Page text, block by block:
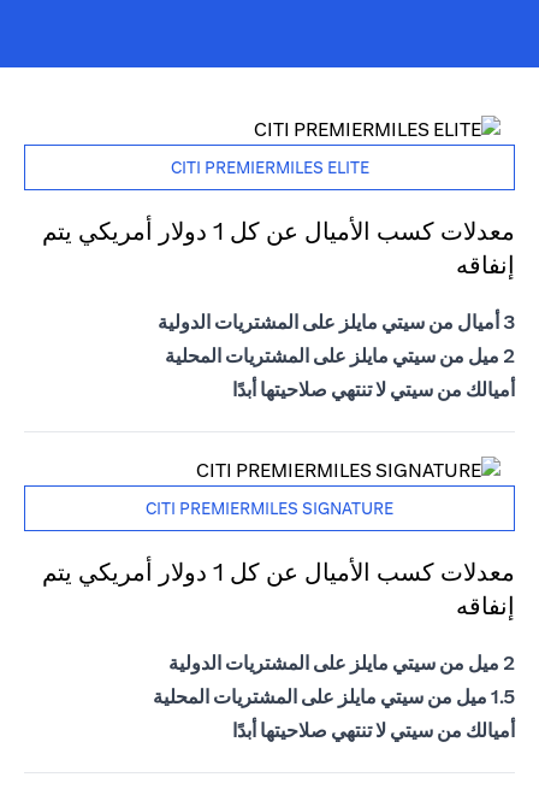
CITI PREMIERMILES ELITE
معدلات كسب الأميال عن كل 1 دولار أمريكي يتم
إنفاقه
3 أميال من سيتي مايلز على المشتريات الدولية
2 ميل من سيتي مايلز على المشتريات المحلية
أميالك من سيتي لا تنتهي صلاحيتها أبدًا
CITI PREMIERMILES SIGNATURE
معدلات كسب الأميال عن كل 1 دولار أمريكي يتم
إنفاقه
2 ميل من سيتي مايلز على المشتريات الدولية
1.5 ميل من سيتي مايلز على المشتريات المحلية
أميالك من سيتي لا تنتهي صلاحيتها أبدًا